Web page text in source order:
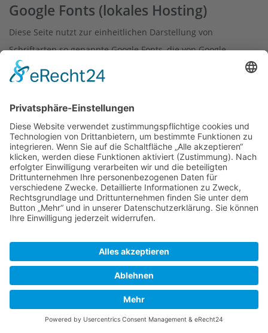
Google Fonts (lokales Hosting)
Diese Seite nutzt zur einheitlichen Darstellung von
Schriftarten so genannte Google Fonts, die von Google
bereitgestellt werden. Die Google Fonts sind lokal installiert.
Eine Verbindung zu Servern von Google findet dabei nicht
statt.
Weitere Informationen zu Google Fonts finden Sie unter
https://developers.google.com/fonts/faqund in der
Datenschutzerklärung von Google:
https://policies.google.com/privacy?hl=de.
Font Awesome (lokales Hosting)
Schriftarten Font Awesome. Font Awesome ist lokal installiert.
Eine Verbindung zu Servern von Fonticons, Inc. findet dabei
nicht statt.
Weitere Informationen zu Font Awesome finden Sie in der
Datenschutzerklärung für Font Awesome unter: